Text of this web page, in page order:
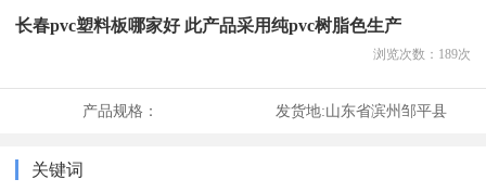
长春pvc塑料板哪家好 此产品采用纯pvc树脂色生产
浏览次数： 189次
产品规格： 发货地:山东省滨州邹平县
关键词